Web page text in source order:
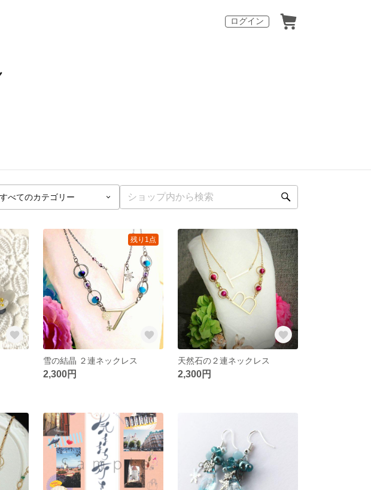
ログイン
残り1点
雪の結晶 ２連ネックレス
2,300円
天然石の２連ネックレス
2,300円